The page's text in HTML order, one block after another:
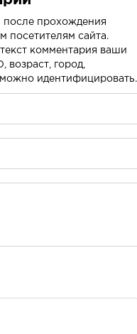
после прохождения
посетителям сайта.
комментария ваши
город,
идентифицировать.